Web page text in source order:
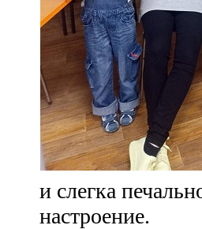
и слегка
настроение.